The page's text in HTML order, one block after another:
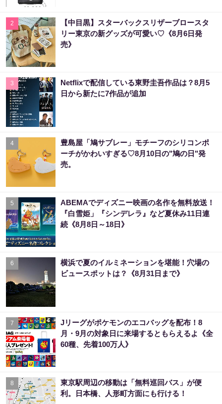
2
【中目黒】スターバックスリザーブロースタ
リー東京の新グッズが可愛い♡《8月6日発
売》
3
Netflixで配信している東野圭吾作品は？8月5
日から新たに7作品が追加
4
豊島屋「鳩サブレー」モチーフのシリコンポ
ーチがかわいすぎる♡8月10日の"鳩の日"発
売。
5
ABEMAでディズニー映画の名作を無料放送！
『白雪姫」『シンデレラ』など夏休み11日連
続《8月8日～18日》
6
横浜で夏のイルミネーションを堪能！穴場の
ビュースポットは？《8月31日まで》
7
Jリーグがポケモンのエコバッグを配布！8
月・9月の対象日に来場するともらえるよ《全
60種、先着100万人》
8
東京駅周辺の移動は「無料巡回バス」が便
利。日本橋、人形町方面にも行ける！